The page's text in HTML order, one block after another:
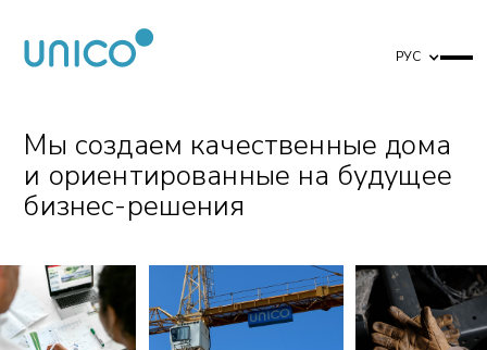
РУС
Мы создаем качественные дома
и ориентированные на будущее
бизнес-решения